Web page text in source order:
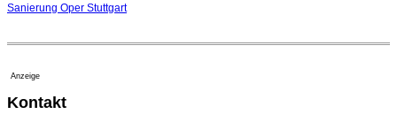
Sanierung Oper Stuttgart
Anzeige
Kontakt